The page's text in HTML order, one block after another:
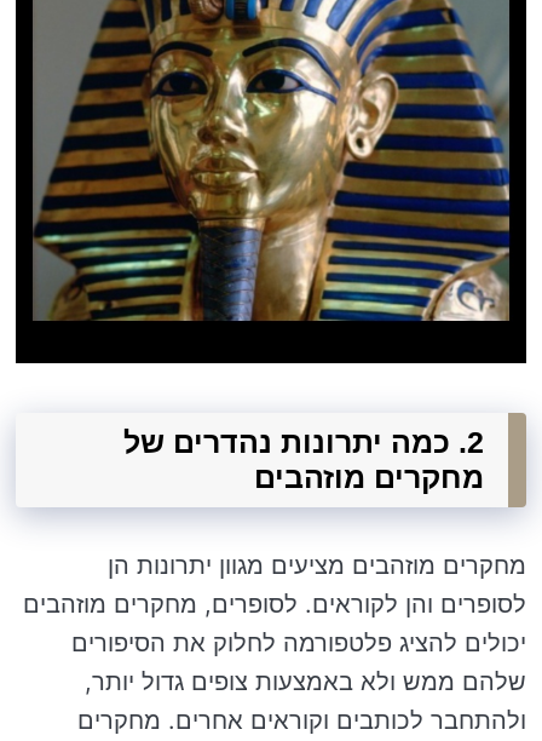
2. כמה יתרונות נהדרים של
מחקרים מוזהבים
מחקרים מוזהבים מציעים מגוון יתרונות הן
לסופרים והן לקוראים. לסופרים, מחקרים מוזהבים
יכולים להציג פלטפורמה לחלוק את הסיפורים
שלהם ממש ולא באמצעות צופים גדול יותר,
ולהתחבר לכותבים וקוראים אחרים. מחקרים